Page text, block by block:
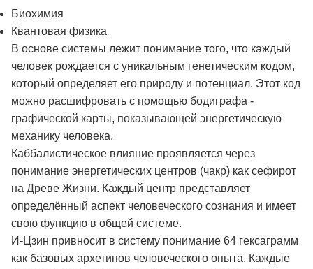
Биохимия
Квантовая физика
В основе системы лежит понимание того, что каждый
человек рождается с уникальным генетическим кодом,
который определяет его природу и потенциал. Этот код
можно расшифровать с помощью бодиграфа -
графической карты, показывающей энергетическую
механику человека.
Каббалистическое влияние проявляется через
понимание энергетических центров (чакр) как сефирот
на Древе Жизни. Каждый центр представляет
определённый аспект человеческого сознания и имеет
свою функцию в общей системе.
И-Цзин привносит в систему понимание 64 гексаграмм
как базовых архетипов человеческого опыта. Каждые